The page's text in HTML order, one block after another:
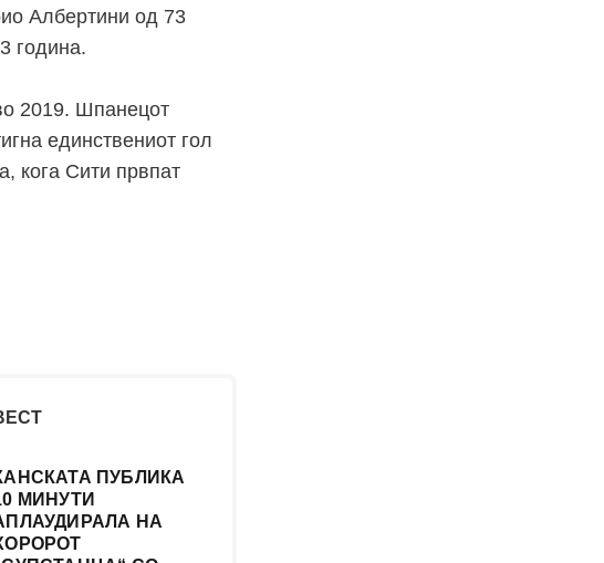
Албертини од 73
година.
2019. Шпанецот
единствениот гол
кога Сити првпат
ПУБЛИКА
МИНУТИ
НА